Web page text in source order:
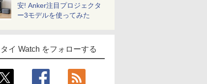
安! Anker注目プロジェクタ
ー3モデルを使ってみた
イ Watch をフォローする